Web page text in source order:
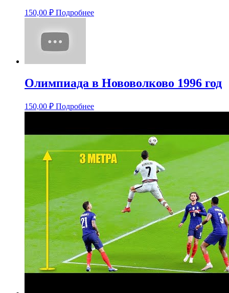
150,00 ₽ Подробнее
Олимпиада в Нововолково 1996 год
150,00 ₽ Подробнее